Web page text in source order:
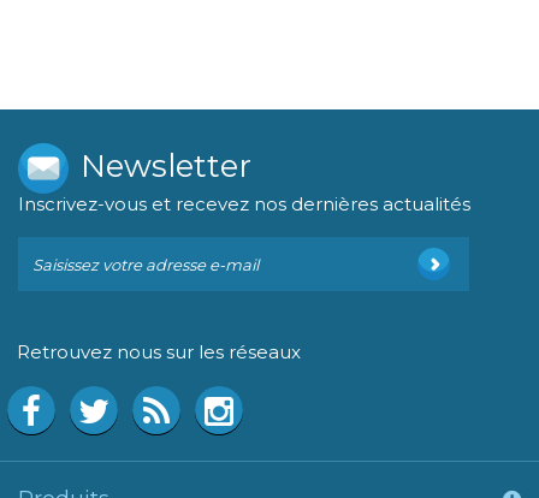
Newsletter
Inscrivez-vous et recevez nos dernières actualités
Retrouvez nous sur les réseaux